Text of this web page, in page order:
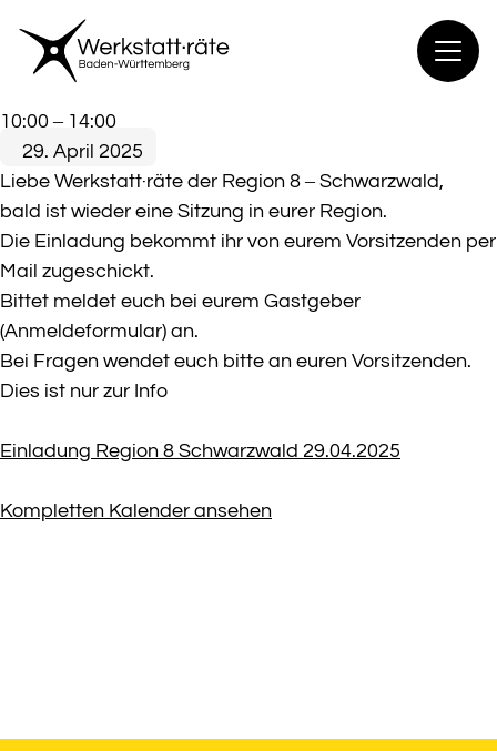
Inhalt
springen
RAG
Schwarz·wald
10:00 – 14:00
29. April 2025
Liebe Werkstatt·räte der Region 8 – Schwarzwald,
bald ist wieder eine Sitzung in eurer Region.
Die Einladung bekommt ihr von eurem Vorsitzenden per
Mail zugeschickt.
Bittet meldet euch bei eurem Gastgeber
(Anmeldeformular) an.
Bei Fragen wendet euch bitte an euren Vorsitzenden.
Dies ist nur zur Info
Einladung Region 8 Schwarzwald 29.04.2025
Kompletten Kalender ansehen